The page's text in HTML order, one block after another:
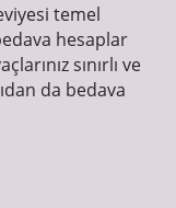
temel
hesaplar
sınırlı ve
da bedava